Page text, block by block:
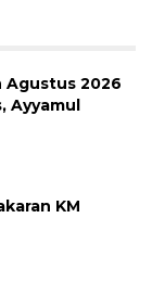
Agustus 2026
Ayyamul
KM